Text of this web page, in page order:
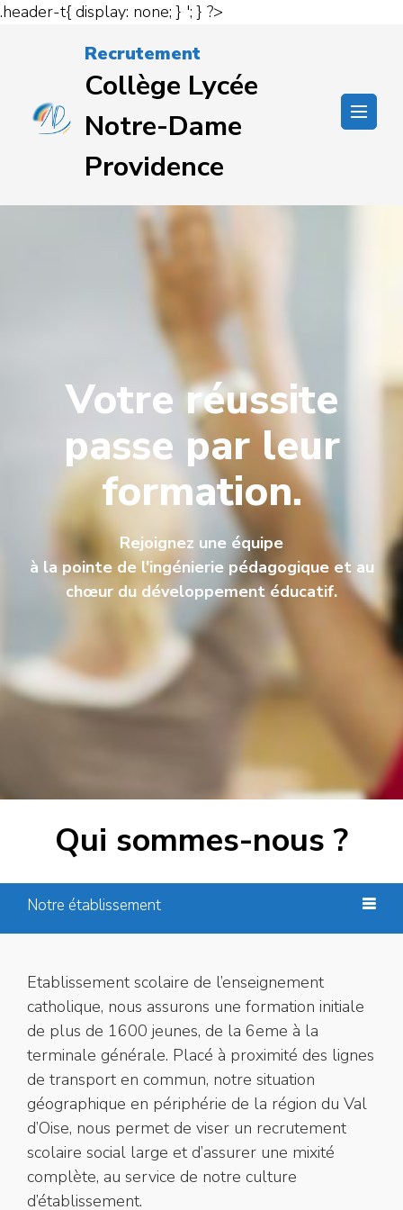
.header-t{ display: none; } '; } ?>
(Pressez
Entrée)
Recrutement
Collège Lycée
Notre-Dame
Providence
Votre réussite
passe par leur
formation.
Rejoignez une équipe
à la pointe de l'ingénierie pédagogique et au
chœur du développement éducatif.
Qui sommes-nous ?
Notre établissement
Etablissement scolaire de l’enseignement
catholique, nous assurons une formation initiale
de plus de 1600 jeunes, de la 6eme à la
terminale générale. Placé à proximité des lignes
de transport en commun, notre situation
géographique en périphérie de la région du Val
d’Oise, nous permet de viser un recrutement
scolaire social large et d’assurer une mixité
complète, au service de notre culture
d’établissement.